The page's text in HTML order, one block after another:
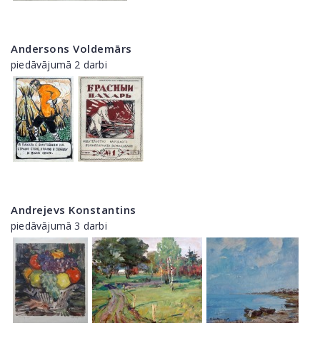
Andersons Voldemārs
piedāvājumā 2 darbi
Andrejevs Konstantins
piedāvājumā 3 darbi